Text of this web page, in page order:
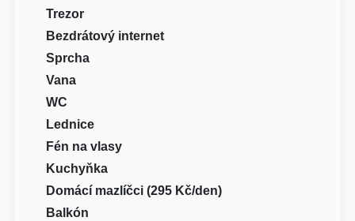
Trezor
Bezdrátový internet
Sprcha
Vana
WC
Lednice
Fén na vlasy
Kuchyňka
Domácí mazlíčci (295 Kč/den)
Balkón